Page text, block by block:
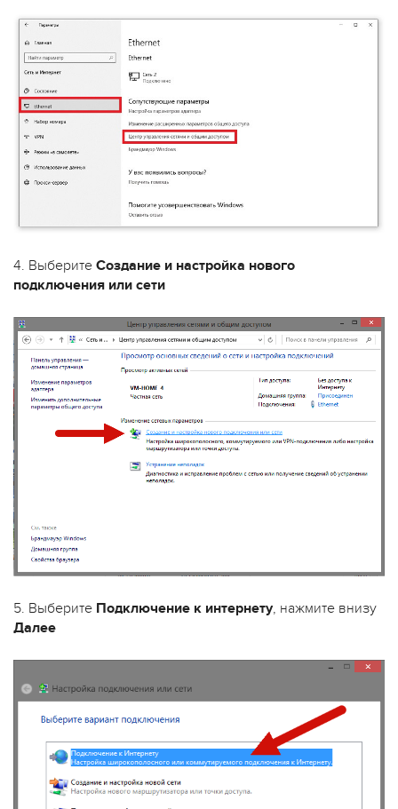
4. Выберите Создание и настройка нового
подключения или сети
5. Выберите Подключение к интернету, нажмите внизу
Далее